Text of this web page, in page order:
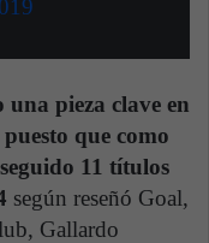
pieza clave en
que como
11 títulos
según reseñó Goal,
Gallardo